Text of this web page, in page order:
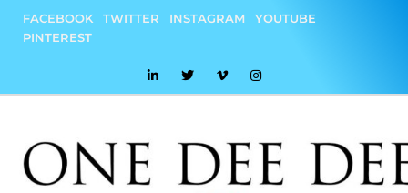
content
FACEBOOK TWITTER INSTAGRAM
YOUTUBE
PINTEREST